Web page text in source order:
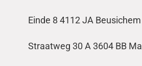
Einde 8 4112 JA Beusichem
Straatweg 30 A 3604 BB